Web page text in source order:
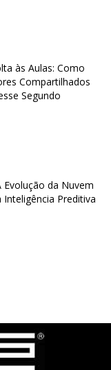
às Aulas: Como
Compartilhados
Segundo
da Nuvem
Inteligência Preditiva